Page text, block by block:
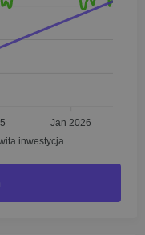
Jan 2026
inwestycja